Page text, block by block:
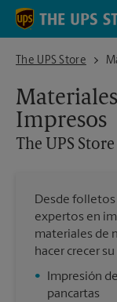
Skip to content
Return to Nav
The UPS Store
The UPS Store
Impresos
The UPS Store
Desde
expertos en
materiales de
hacer crecer
•
Impresión de
pancartas